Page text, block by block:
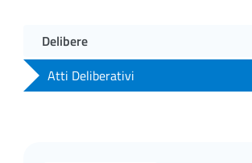
Delibere
Atti Deliberativi